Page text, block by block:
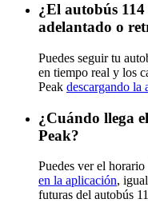
¿El autobús
adelantado o
Puedes seguir tu
en tiempo real y los
Peak descargando la
¿Cuándo llega
Peak?
Puedes ver el
en la aplicación,
futuras del autobús